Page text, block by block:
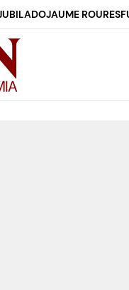
JAUME ROURES